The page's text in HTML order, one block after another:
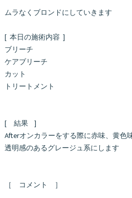
ムラなくブロンドにしていきます
[ 本日の施術内容 ]
ブリーチ
ケアブリーチ
カット
トリートメント
[ 結果 ]
Afterオンカラーをする際に赤味、黄色
透明感のあるグレージュ系にします
［ コメント ］